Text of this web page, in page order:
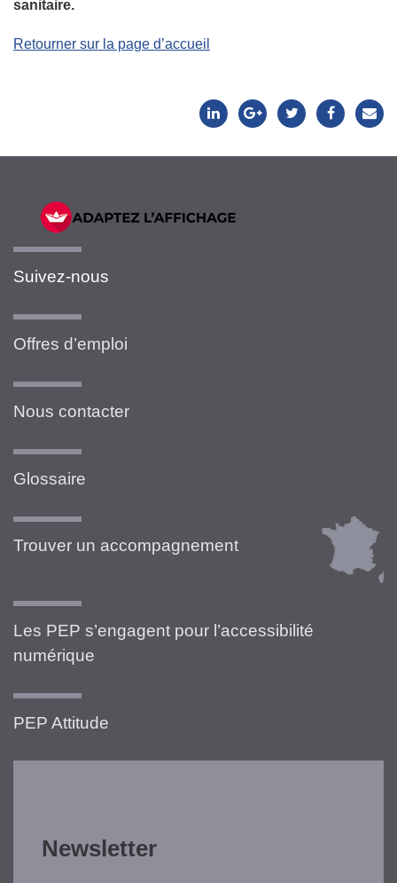
sanitaire.
Retourner sur la page d’accueil
Suivez-nous
Offres d’emploi
Nous contacter
Glossaire
Trouver un accompagnement
Les PEP s’engagent pour l’accessibilité
numérique
PEP Attitude
Newsletter